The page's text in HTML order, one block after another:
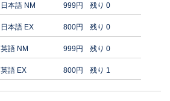
日本語 NM 999円 残り 0
日本語 EX 800円 残り 0
英語 NM 999円 残り 0
英語 EX 800円 残り 1